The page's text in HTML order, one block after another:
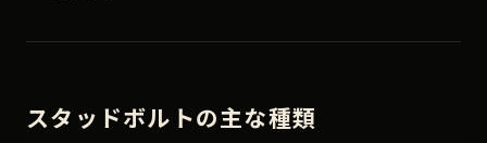
スタッドボルトの主な種類